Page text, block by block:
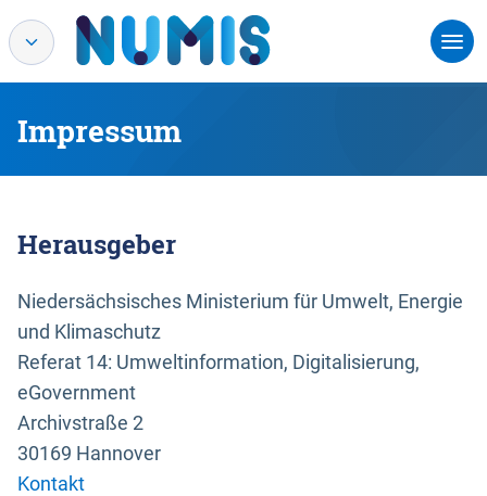
Impressum
Herausgeber
Niedersächsisches Ministerium für Umwelt, Energie
und Klimaschutz
Referat 14: Umweltinformation, Digitalisierung,
eGovernment
Archivstraße 2
30169 Hannover
Kontakt